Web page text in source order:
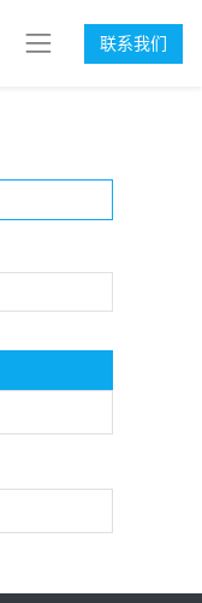
联系我们